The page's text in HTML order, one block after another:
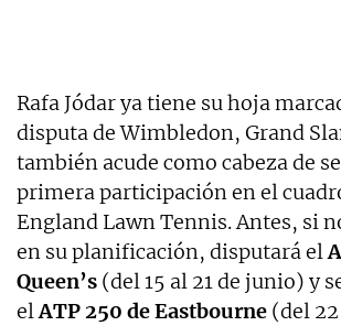
Rafa Jódar ya tiene su hoja
disputa de Wimbledon, Grand
también acude como cabeza de
primera participación en el
England Lawn Tennis. Antes, si
en su planificación, disputará el
Queen’s (del 15 al 21 de junio) y
elATP 250 de Eastbourne (del